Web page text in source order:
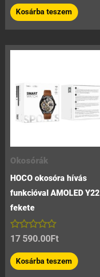
/
5
Kosárba teszem
Okosórák
HOCO okosóra hívás
funkcióval AMOLED Y22
fekete
Értékelés:
/
5
17 590.00Ft
Kosárba teszem